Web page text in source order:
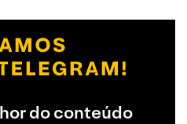
do conteúdo